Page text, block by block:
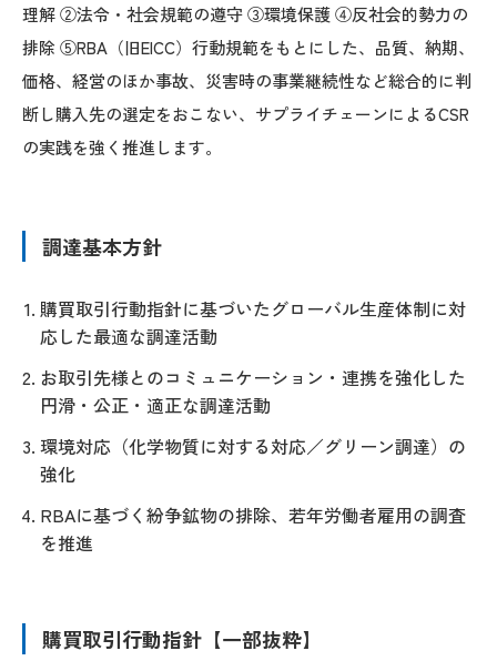
理解 ②法令・社会規範の遵守 ③環境保護 ④反社会的勢力の
排除 ⑤RBA（旧EICC）行動規範をもとにした、品質、納期、
価格、経営のほか事故、災害時の事業継続性など総合的に判
断し購入先の選定をおこない、サプライチェーンによるCSR
の実践を強く推進します。
調達基本方針
購買取引行動指針に基づいたグローバル生産体制に対
応した最適な調達活動
お取引先様とのコミュニケーション・連携を強化した
円滑・公正・適正な調達活動
環境対応（化学物質に対する対応／グリーン調達）の
強化
RBAに基づく紛争鉱物の排除、若年労働者雇用の調査
を推進
購買取引行動指針【一部抜粋】